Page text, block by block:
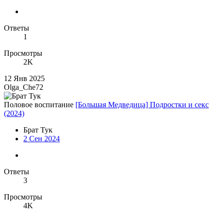
Ответы
1
Просмотры
2K
12 Янв 2025
Olga_Che72
Половое воспитание [Большая Медведица] Подростки и секс
(2024)
Брат Тук
2 Сен 2024
Ответы
3
Просмотры
4K